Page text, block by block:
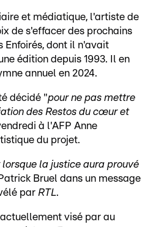
et médiatique, l'artiste de
de s'effacer des prochains
dont il n'avait
édition depuis 1993. Il en
annuel en 2024.
décidé "pour ne pas mettre
des Restos du cœur et
à l'AFP Anne
du projet.
la justice aura prouvé
Bruel dans un message
par RTL.
visé par au